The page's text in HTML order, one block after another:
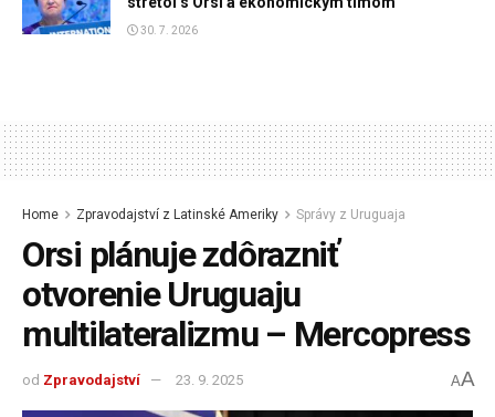
30. 7. 2026
Home Zpravodajství z Latinské Ameriky Správy z Uruguaja
Orsi plánuje zdôrazniť
otvorenie Uruguaju
multilateralizmu – Mercopress
od Zpravodajství 23. 9. 2025 AA